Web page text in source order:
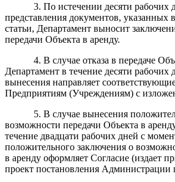
3. По истечении десяти рабочих
представления документов, указанных
статьи, Департамент выносит
передачи Объекта в аренду.
4. В случае отказа в передаче
Департамент в течение десяти рабочих
вынесения направляет
Предприятиям (Учреждениям) с
5. В случае вынесения
возможности передачи Объекта в
течение двадцати рабочих дней с
положительного заключения о
в аренду оформляет Согласие (издает
проект постановления Администрации